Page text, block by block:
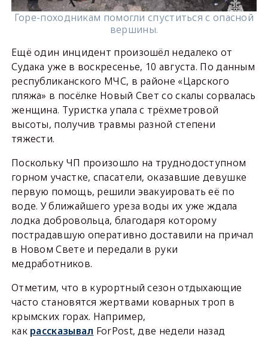
Горе-походникам помогли спуститься с опасной
вершины.
Ещё один инцидент произошёл недалеко от
Судака уже в воскресенье, 10 августа. По данным
республиканского МЧС, в районе «Царского
пляжа» в посёлке Новый Свет со скалы сорвалась
женщина. Туристка упала с трёхметровой
высоты, получив травмы разной степени
тяжести.
Поскольку ЧП произошло на труднодоступном
горном участке, спасатели, оказавшие девушке
первую помощь, решили эвакуировать её по
воде. У ближайшего уреза воды их уже ждала
лодка добровольца, благодаря которому
пострадавшую оперативно доставили на причал
в Новом Свете и передали в руки
медработников.
Отметим, что в курортный сезон отдыхающие
часто становятся жертвами коварных троп в
крымских горах. Например,
как рассказывал ForPost, две недели назад